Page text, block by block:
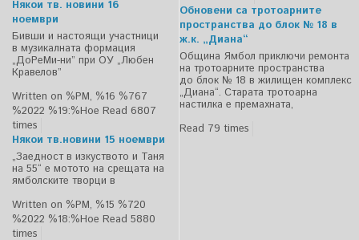
Някои тв. новини 16
ноември
Бивши и настоящи участници
в музикалната формация
„ДоРеМи-ни” при ОУ „Любен
Кравелов”
Written on %PM, %16 %767
%2022 %19:%Ное Read 6807
times
Някои тв.новини 15 ноември
„Заедност в изкуството и Таня
на 55“ е мотото на срещата на
ямболските творци в
Written on %PM, %15 %720
%2022 %18:%Ное Read 5880
times
Обновени са тротоарните
пространства до блок № 18 в
ж.к. „Диана“
Община Ямбол приключи ремонта
на тротоарните пространства
до блок № 18 в жилищен комплекс
„Диана“. Старата тротоарна
настилка е премахната,
Read 79 times